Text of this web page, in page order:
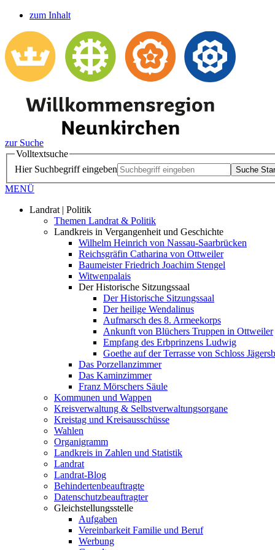
zum Inhalt
zur Suche
Volltextsuche
Hier Suchbegriff eingeben
Suche
MENÜ
Landrat | Politik
Themen Landrat & Politik
Landkreis in Vergangenheit und Geschichte
Wilhelm Heinrich von Nassau-Saarbrücken
Reichsgräfin Catharina von Ottweiler
Baumeister Friedrich Joachim Stengel
Witwenpalais
Der Historische Sitzungssaal
Der Historische Sitzungssaal
Der heilige Wendalinus
Aufmarsch des 8. Armeekorps
Ankunft von Blüchers Truppen in Ottweiler
Empfang des Erbprinzens Ludwig
Goethe auf der Terrasse von Schloss
Das Porzellanzimmer
Das Kaminzimmer
Franz Mörschers Säule
Kommunen und Wappen
Kreisverwaltung & Selbstverwaltungsorgane
Kreistag und Kreisausschüsse
Wahlen
Organigramm
Landkreis in Zahlen und Statistik
Landrat
Landrat-Blog
Behindertenbeauftragte
Datenschutzbeauftragter
Gleichstellungsstelle
Aufgaben
Vereinbarkeit Familie und Beruf
Werbung